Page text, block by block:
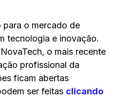
para o mercado de
tecnologia e inovação.
o mais recente
profissional da
ficam abertas
ser feitas clicando